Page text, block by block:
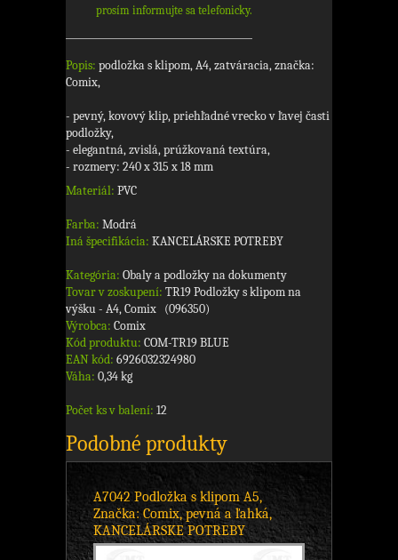
prosím informujte sa telefonicky.
Popis: podložka s klipom, A4, zatváracia, značka:
Comix,
- pevný, kovový klip, priehľadné vrecko v ľavej časti
podložky,
- elegantná, zvislá, prúžkovaná textúra,
- rozmery: 240 x 315 x 18 mm
Materiál: PVC
Farba: Modrá
Iná špecifikácia: KANCELÁRSKE POTREBY
Kategória: Obaly a podložky na dokumenty
Tovar v zoskupení: TR19 Podložky s klipom na
výšku - A4, Comix (096350)
Výrobca: Comix
Kód produktu: COM-TR19 BLUE
EAN kód: 6926032324980
Váha: 0,34 kg
Počet ks v balení: 12
Podobné produkty
A7042 Podložka s klipom A5,
Značka: Comix, pevná a ľahká,
KANCELÁRSKE POTREBY